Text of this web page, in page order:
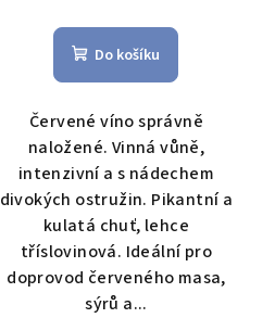
Do košíku
Červené víno správně
naložené. Vinná vůně,
intenzivní a s nádechem
divokých ostružin. Pikantní a
kulatá chuť, lehce
tříslovinová. Ideální pro
doprovod červeného masa,
sýrů a...